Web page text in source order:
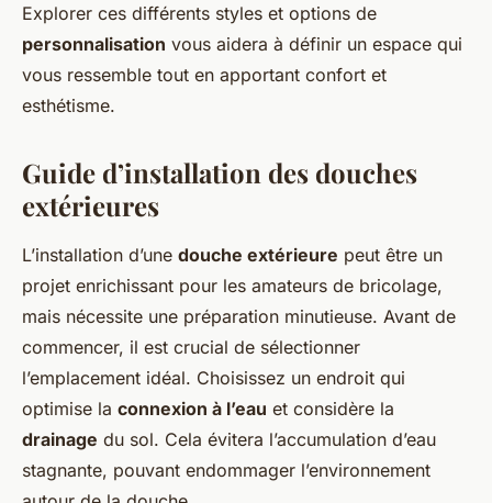
Explorer ces différents styles et options de
personnalisation vous aidera à définir un espace qui
vous ressemble tout en apportant confort et
esthétisme.
Guide d’installation des douches
extérieures
L’installation d’une douche extérieure peut être un
projet enrichissant pour les amateurs de bricolage,
mais nécessite une préparation minutieuse. Avant de
commencer, il est crucial de sélectionner
l’emplacement idéal. Choisissez un endroit qui
optimise la connexion à l’eau et considère la
drainage du sol. Cela évitera l’accumulation d’eau
stagnante, pouvant endommager l’environnement